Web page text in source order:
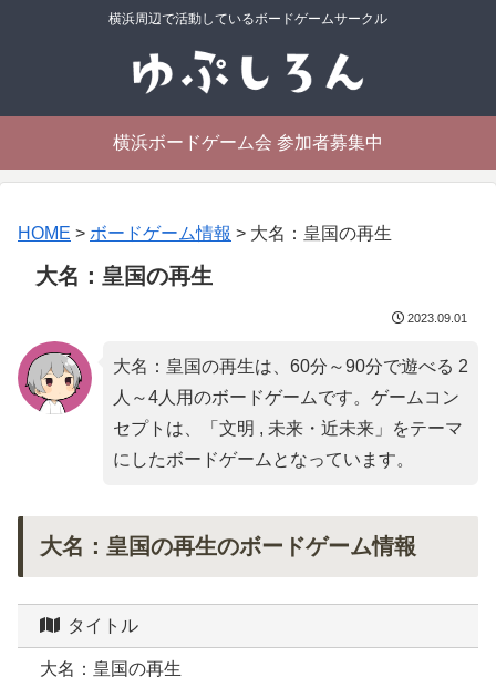
横浜周辺で活動しているボードゲームサークル
横浜ボードゲーム会 参加者募集中
HOME > ボードゲーム情報 > 大名：皇国の再生
大名：皇国の再生
2023.09.01
大名：皇国の再生は、60分～90分で遊べる 2
人～4人用のボードゲームです。ゲームコン
セプトは、「 文明 , 未来・近未来」をテーマ
にしたボードゲームとなっています。
大名：皇国の再生のボードゲーム情報
タイトル
大名：皇国の再生